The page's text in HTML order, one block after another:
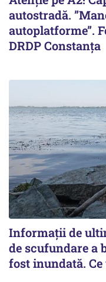
autostradă.
autoplatforme”.
DRDP Constanța
Informații de
de scufundare a
fost inundată. Ce